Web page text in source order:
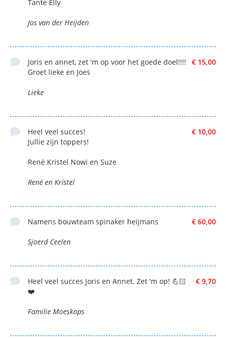
Tante Elly
Jos van der Heijden
€ 15,00
Joris en annet, zet 'm op voor het goede doel!!!!
Groet lieke en Joes
Lieke
€ 10,00
Heel veel succes!
Jullie zijn toppers!
René Kristel Nowi en Suze
René en Kristel
€ 60,00
Namens bouwteam spinaker heijmans
Sjoerd Ceelen
€ 9,70
Heel veel succes Joris en Annet. Zet 'm op! 💪🏻
❤️
Familie Moeskops